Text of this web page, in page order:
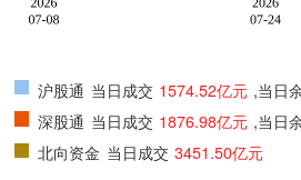
沪股通 当日成交 1574.52亿元 ,当日
深股通 当日成交 1876.98亿元 ,当日
北向资金 当日成交 3451.50亿元